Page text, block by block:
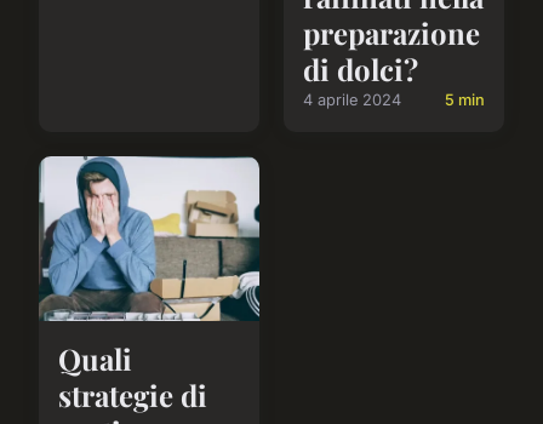
preparazione
di dolci?
4 aprile 2024 5 min
Quali
strategie di